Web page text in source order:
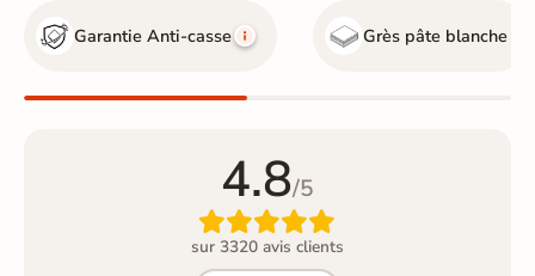
Garantie Anti-casse Grès pâte blanche
4.8/5

sur 3320 avis clients